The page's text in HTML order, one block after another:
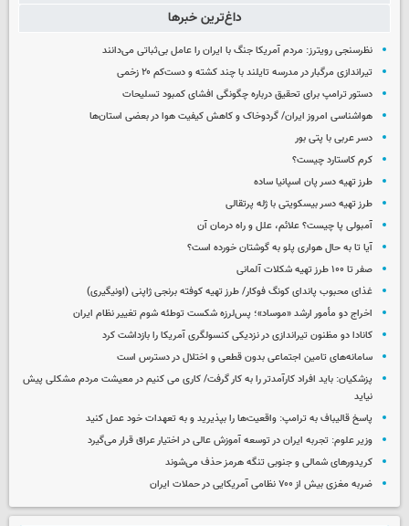
داغ‌ترین خبرها
نظرسنجی رویترز: مردم آمریکا جنگ با ایران را عامل بی‌ثباتی می‌دانند
تیراندازی مرگبار در مدرسه‌ تایلند با چند کشته و دست‌کم ۲۰ زخمی
دستور ترامپ برای تحقیق درباره چگونگی افشای کمبود تسلیحات
هواشناسی امروز ایران/ گردوخاک و کاهش کیفیت هوا در بعضی استان‌ها
دسر عربی با پتی بور
کرم کاستارد چیست؟
طرز تهیه دسر پان اسپانیا ساده
طرز تهیه دسر بیسکویتی با ژله پرتقالی
آمبولی پا چیست؟ علائم، علل و راه درمان آن
آیا تا به حال هواری پلو به گوشتان خورده است؟
صفر تا ۱۰۰ طرز تهیه شکلات آلمانی
غذای محبوب پاندای کونگ فوکار/ طرز تهیه کوفته برنجی ژاپنی (اونیگیری)
اخراج دو مأمور ارشد «موساد»؛ پس‌لرزه شکست توطئه شوم تغییر نظام ایران
کانادا دو مظنون تیراندازی در نزدیکی کنسولگری آمریکا را بازداشت کرد
سامانه‌های تامین اجتماعی بدون قطعی و اختلال در دسترس است
پزشکیان: باید افراد کارآمدتر را به کار گرفت/ کاری می کنیم در معیشت مردم مشکلی پیش
نیاید
پاسخ قالیباف به ترامپ: واقعیت‌ها را بپذیرید و به تعهدات خود عمل کنید
وزیر علوم: تجربه ایران در توسعه آموزش عالی در اختیار عراق قرار می‌گیرد
کریدورهای شمالی و جنوبی تنگه هرمز حذف می‌شوند
ضربه مغزی بیش از ۷۰۰ نظامی آمریکایی در حملات ایران